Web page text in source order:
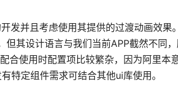
发并且考虑使用其提供的过渡动画效
其设计语言与我们当前APP截然不同
使用时配置项比较繁杂，因为阿里本
定组件需求可结合其他ui库使用。